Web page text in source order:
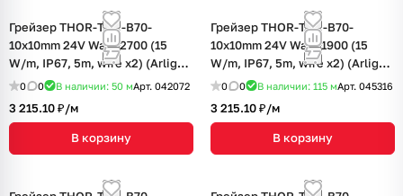
Грейзер THOR-TOP-B70-
10x10mm 24V Warm2700 (15
W/m, IP67, 5m, wire x2) (Arlight,
Вывод вниз, 3 года)
0 0 В наличии: 50 мАрт. 042072
3 215.10 ₽/м
В корзину
Грейзер THOR-TOP-B70-
10x10mm 24V Warm1900 (15
W/m, IP67, 5m, wire x2) (Arlight,
Вывод вниз, 3 года)
0 0 В наличии: 115 мАрт. 045316
3 215.10 ₽/м
В корзину